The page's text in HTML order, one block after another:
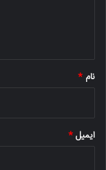
نام *
ایمیل*